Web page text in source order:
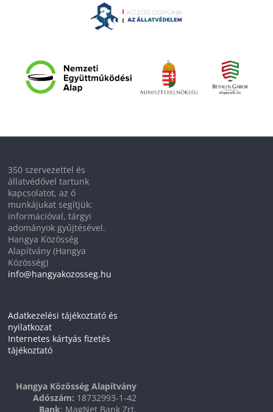
350 szervezettel és
állatvédővel tartunk
kapcsolatot, az ő
munkájukat segítjük:
információval, tárgyi
adományok gyűjtésével.
Hangya Közösség
Alapítvány (Hangya
Közösség)
info@hangyakozosseg.hu
Adatkezelési tájékoztató és
nyilatkozat
Internetes kártyás fizetés
tájékoztató
Hangya Közösség Alapítvány
Adószám: 18732993-1-42
Bank: MagNet Bank Zrt.